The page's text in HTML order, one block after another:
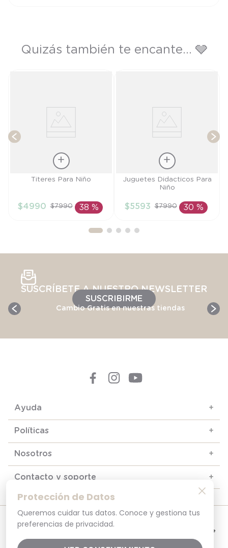
Protección de Datos
Queremos cuidar tus datos. Conoce y gestiona tus
preferencias de privacidad.
Quizás también te encante... 🩶
AÑADIR AL
Titeres Para Niño
$4990 $7990 38 %
Talla
AÑADIR AL
Juguetes Didacticos Para
Niño
$5593 $7990 30 %
SUSCRÍBETE A NUESTRO NEWSLETTER
SUSCRIBIRME
Cambio Gratis en nuestras tiendas
Ayuda +
Políticas +
Nosotros +
Contacto y soporte +
© 2025. Todos los derechos reservados
Por tu seguridad, recuerda revisar siempre en tu navegador que el sitio que
visitas sea la versión oficial. La dirección opaline.cl es la única del sitio oficial de
opaline.cl es 100% seguro.